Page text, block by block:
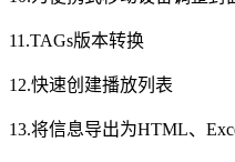
11.TAGs版本转换
12.快速创建播放列表
13.将信息导出为HTML、